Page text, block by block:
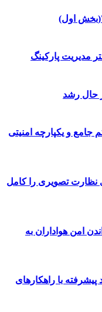
اول)
مدیریت پارکینگ
حال رشد
جامع و یکپارچه امنیتی
نظارت تصویری را کامل
امن هواداران به
با راهکارهای